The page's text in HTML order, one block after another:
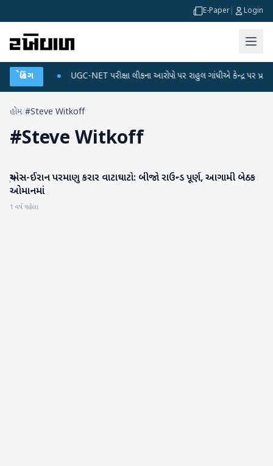
E-Paper Login
બ્રેકિંગ
પ્લાન UGC-NET પરીક્ષા લીકના આરોપો પર રાહુલ ગાંધીએ કેન્દ્ર પર પ્રહાર
હોમ/#Steve Witkoff
#Steve Witkoff
આંતરરાષ્ટ્રીય
યુએસ-ઈરાન પરમાણુ કરાર વાટાઘાટો: બીજો રાઉન્ડ પૂર્ણ, આગામી બેઠક
ઓમાનમાં
1 વર્ષ પહેલા